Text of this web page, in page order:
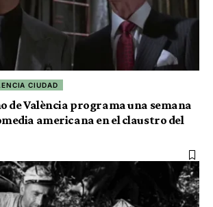
CIUDAD
de València programa una semana
americana en el claustro del